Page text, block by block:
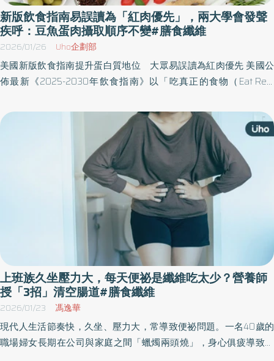
代謝與全酵吸收三大專利技術，讓酵素進入體內後能直達作用位
置，協助食物分解與營養吸收，針對春節期間肉類多、蔬果少的飲
食不均，支持大餐後的消化機能、減輕身體負擔。 LAC
MASQUELIER's®松樹皮菁華錠則採用專利萃取技術，富含具抗氧化
特性的前花青素（OPCs），可協助調節生理機能、促進代謝與保護
力。與蔬果酵素雙重搭配，不僅有助於舒緩腸胃壓力，也能支援生
出發 讓年後不沉重，健康更輕鬆！ LAC自1997年成立以來，持續投
入創新研發，致力於提供高品質的營養補充方案，陪伴消費者建立
良好的健康生活。春節雖是歡聚的重要時刻，卻也容易在不知不覺
中增加身體負擔，LAC 期望透過多元營養補充與專業諮詢服務，協
助民眾在享受美食的同時為年後做好準備，用更輕鬆、更健康的狀
水溶性膳食纖維，並透過三大專利技術協助食物分解與營養吸收，
減輕春節飲食不均帶來的身體負擔。 圖/ LAC MASQUELIER's®松樹
皮菁華錠採用專利萃取技術，富含具抗氧化特性的前花青素，可協
助調節生理機能、促進代謝與保護力。
新版飲食指南易誤讀為「紅肉優先」，兩大學會發聲
疾呼：豆魚蛋肉攝取順序不變#膳食纖維
2026/01/26 Uho企劃部
美國新版飲食指南提升蛋白質地位 大眾易誤讀為紅肉優先 美國公
佈最新《2025-2030年飲食指南》以「吃真正的食物（Eat Real
礎，並大幅提高蛋白質在健康飲食中的地位，在食物金字塔中將蛋
白質置於佔比最高的倒金塔上層，建議量由每公斤體重0.8克調整為
製品對心血管疾病不利的證據，包括美國心臟學會（AHA）等機構
皆提醒飽和脂肪攝取超標，增加心血管病風險。應避免將蛋白質優
先誤讀為紅肉優先，並須額外留意鈉（鹽分）攝取的風險，甚至對
指引制定流程的科學一致性表示關注。 豆類有助於降低心血管被邊
緣化 全穀類主食被解讀不再重要 中華民國血脂及動脈硬化學會、
台灣血脂衛教協會共同發表聲明提醒，美國最新飲食指引在多項核
心原則上與長期科學證據一致，包括鼓勵以全食物為主、限制添加
糖、減少油炸食物、重視份量控制，以及強調膳食纖維與腸道健康
的重要性，但新版指南圖示及文字易造成大眾誤解成紅肉是最健康
的蛋白質來源。中華民國血脂及動脈硬化學會理事長劉秉彥提醒，
國人應以衛福部之飲食指引為本，勿將新版飲食指南簡化為「紅肉
可優先或大量攝取」避免增加蛋白質攝取量卻影響心血管健康。 學
會指出，美國新版飲食指南在科學指引方面多處有待商榷，一方面
上班族久坐壓力大，每天便祕是纖維吃太少？營養師
授「3招」清空腸道#膳食纖維
2026/01/23 馮逸華
現代人生活節奏快，久坐、壓力大，常導致便祕問題。一名40歲的
職場婦女長期在公司與家庭之間「蠟燭兩頭燒」，身心俱疲導致生